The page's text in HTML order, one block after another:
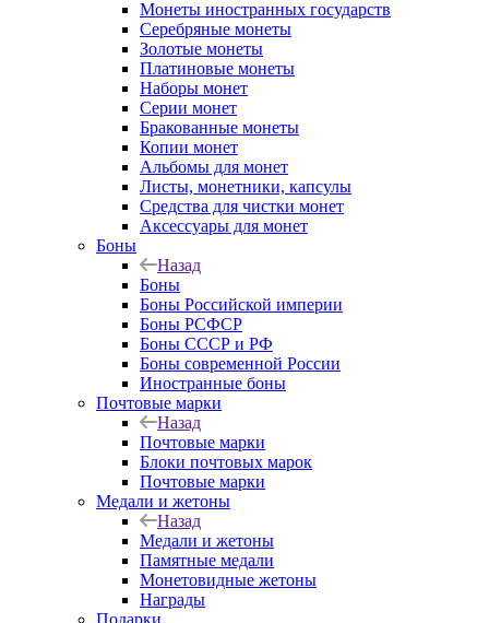
Монеты иностранных государств
Серебряные монеты
Золотые монеты
Платиновые монеты
Наборы монет
Серии монет
Бракованные монеты
Копии монет
Альбомы для монет
Листы, монетники, капсулы
Средства для чистки монет
Аксессуары для монет
Боны
Назад
Боны
Боны Российской империи
Боны РСФСР
Боны СССР и РФ
Боны современной России
Иностранные боны
Почтовые марки
Назад
Почтовые марки
Блоки почтовых марок
Почтовые марки
Медали и жетоны
Назад
Медали и жетоны
Памятные медали
Монетовидные жетоны
Награды
Подарки